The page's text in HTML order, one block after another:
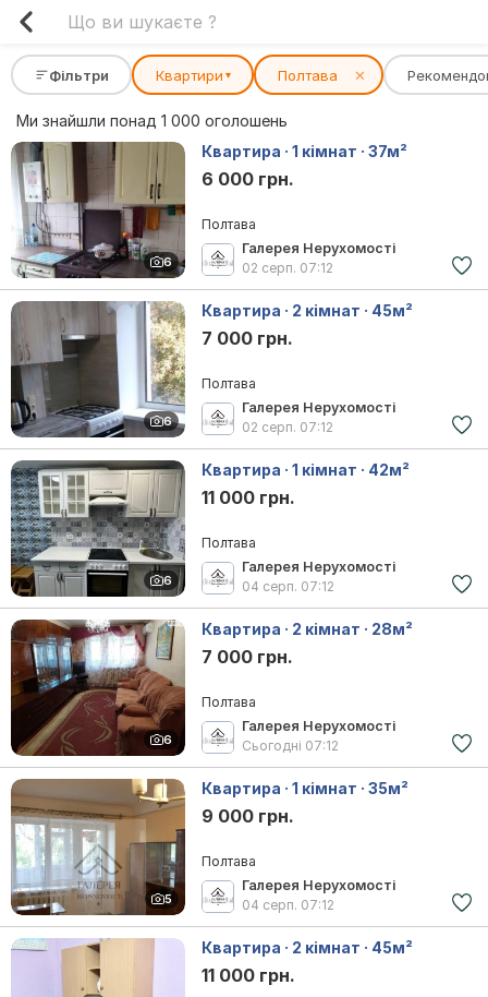
Фільтри Квартири ▾ Полтава ✕
Ми знайшли понад 1 000 оголошень
6
Квартира · 1 кімнат · 37м²
6 000 грн.
Полтава
Галерея Нерухомості
02 серп. 07:12
6
Квартира · 2 кімнат · 45м²
7 000 грн.
Полтава
Галерея Нерухомості
02 серп. 07:12
6
Квартира · 1 кімнат · 42м²
11 000 грн.
Полтава
Галерея Нерухомості
04 серп. 07:12
6
Квартира · 2 кімнат · 28м²
7 000 грн.
Полтава
Галерея Нерухомості
Сьогодні 07:12
5
Квартира · 1 кімнат · 35м²
9 000 грн.
Полтава
Галерея Нерухомості
04 серп. 07:12
Квартира · 2 кімнат · 45м²
11 000 грн.